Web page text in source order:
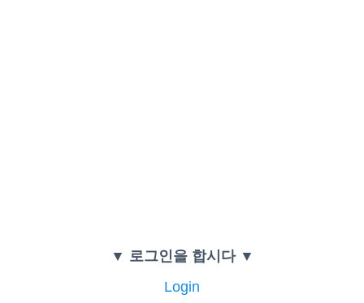
▼ 로그인을 합시다 ▼
Login